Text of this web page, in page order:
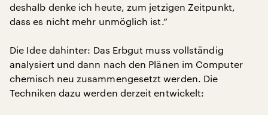
deshalb denke ich heute, zum jetzigen Zeitpunkt,
dass es nicht mehr unmöglich ist.“
Die Idee dahinter: Das Erbgut muss vollständig
analysiert und dann nach den Plänen im Computer
chemisch neu zusammengesetzt werden. Die
Techniken dazu werden derzeit entwickelt: